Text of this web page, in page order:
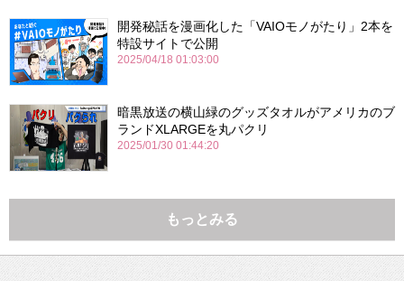
開発秘話を漫画化した「VAIOモノがたり」2本を
特設サイトで公開
2025/04/18 01:03:00
暗黒放送の横山緑のグッズタオルがアメリカのブ
ランドXLARGEを丸パクリ
2025/01/30 01:44:20
もっとみる